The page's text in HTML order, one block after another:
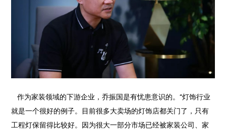
作为家装领域的下游企业，乔振国是有忧患意识的。“灯饰行业
就是一个很好的例子。目前很多大卖场的灯饰店都关门了，只有
工程灯保留得比较好。因为很大一部分市场已经被家装公司、家